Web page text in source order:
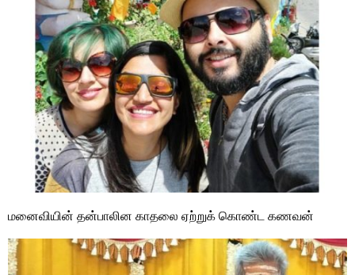
மனைவியின் தன்பாலின காதலை ஏற்றுக் கொண்ட கணவன்